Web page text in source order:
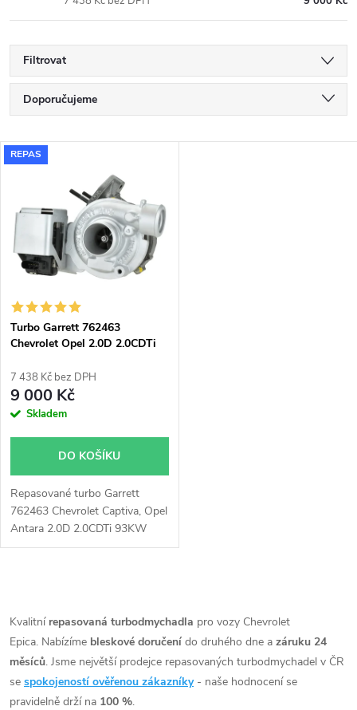
Filtrovat
Ř
a
e
n
í
p
r
o
u
k
ů
Doporučujeme
Nejdražší
Nejprodávanější
Abecedně
V
ý
p
s
p
r
o
d
u
k
ů
REPAS
Turbo Garrett 762463
Chevrolet Opel 2.0D 2.0CDTi
7 438 Kč bez DPH
9 000 Kč
Skladem
DO KOŠÍKU
Repasované turbo Garrett
762463 Chevrolet Captiva, Opel
Antara 2.0D 2.0CDTi 93KW
110KW
v
l
á
Kvalitní repasovaná turbodmychadla pro vozy Chevrolet
Epica. Nabízíme bleskové doručení do druhého dne a záruku 24
měsíců. Jsme největší prodejce repasovaných turbodmychadel v ČR
se spokojeností ověřenou zákazníky- naše hodnocení se
pravidelně drží na 100 %.